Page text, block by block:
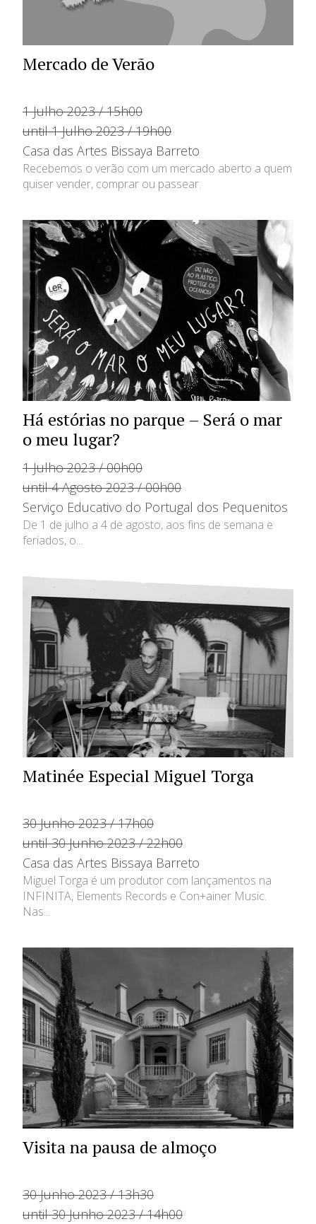
Mercado de Verão
1 Julho 2023 / 15h00
until 1 Julho 2023 / 19h00
Casa das Artes Bissaya Barreto
Recebemos o verão com um mercado aberto a quem
quiser vender, comprar ou passear.
Há estórias no parque – Será o mar
o meu lugar?
1 Julho 2023 / 00h00
until 4 Agosto 2023 / 00h00
Serviço Educativo do Portugal dos Pequenitos
De 1 de julho a 4 de agosto, aos fins de semana e
feriados, o...
Matinée Especial Miguel Torga
30 Junho 2023 / 17h00
until 30 Junho 2023 / 22h00
Casa das Artes Bissaya Barreto
Miguel Torga é um produtor com lançamentos na
INFINITA, Elements Records e Con+ainer Music.
Nas...
Visita na pausa de almoço
30 Junho 2023 / 13h30
until 30 Junho 2023 / 14h00